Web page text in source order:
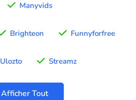
Manyvids
Brighteon Funnyforfree
Ulozto Streamz
Afficher Tout